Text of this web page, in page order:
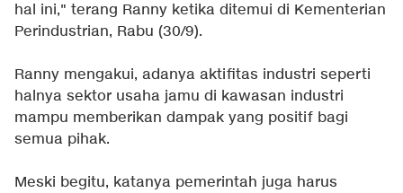
hal ini," terang Ranny ketika ditemui di Kementerian
Perindustrian, Rabu (30/9).
Ranny mengakui, adanya aktifitas industri seperti
halnya sektor usaha jamu di kawasan industri
mampu memberikan dampak yang positif bagi
semua pihak.
Meski begitu, katanya pemerintah juga harus